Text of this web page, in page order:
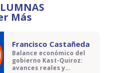
Más
Francisco Castañeda
Balance económico del
gobierno Kast-Quiroz:
avances reales y